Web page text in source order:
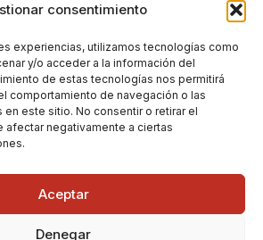
consentimiento
experiencias, utilizamos tecnologías como
y/o acceder a la información del
de estas tecnologías nos permitirá
comportamiento de navegación o las
este sitio. No consentir o retirar el
afectar negativamente a ciertas
Aceptar
Denegar
Aviso Legal
Envíos y devoluciones
generales de contratación
de Privacidad
Política de Cookies